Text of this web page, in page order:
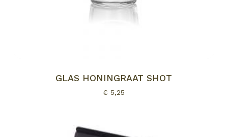
GLAS HONINGRAAT SHOT
€ 5,25